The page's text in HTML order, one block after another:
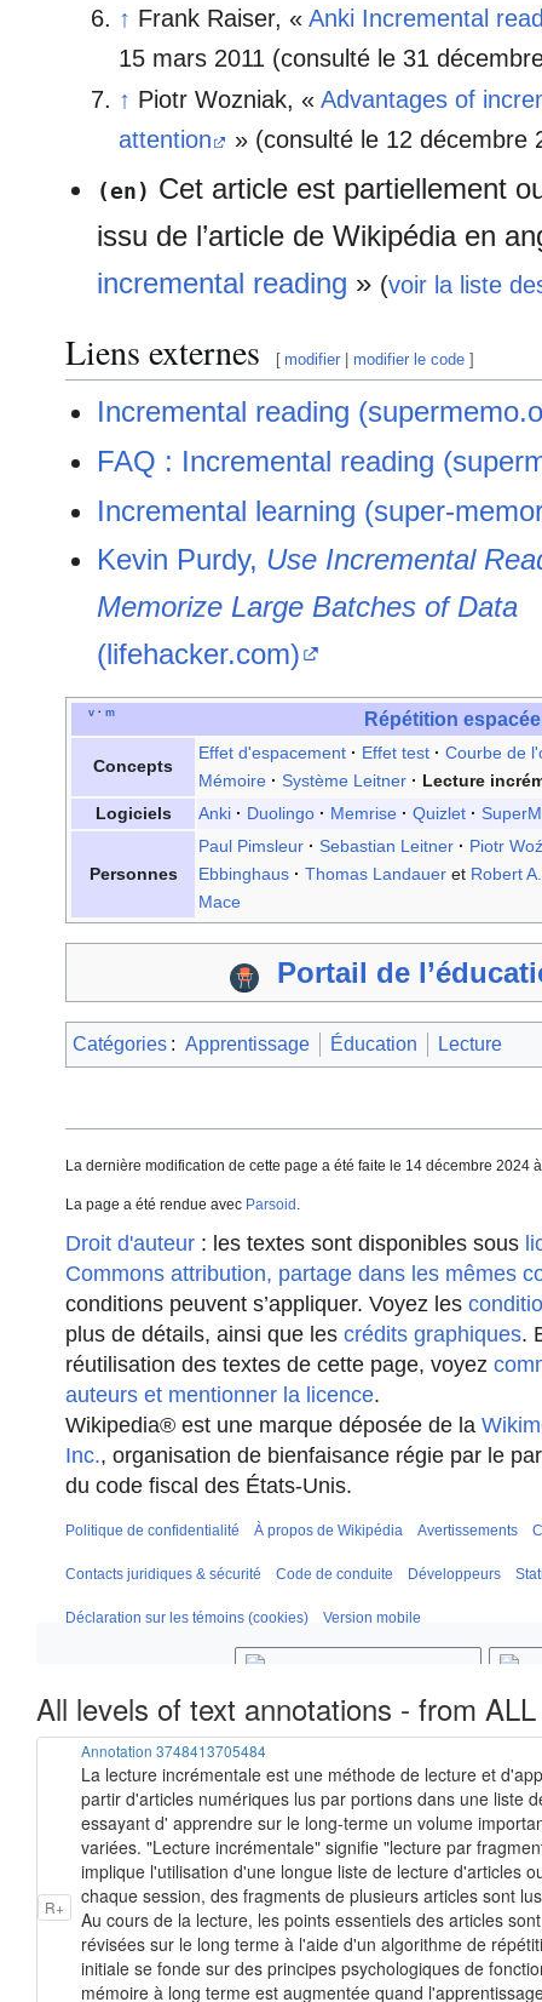
All levels of text annotations - from ALL
R+
Annotation 3748413705484
La lecture incrémentale est une méthode de lecture et
partir d'articles numériques lus par portions dans une liste
essayant d' apprendre sur le long-terme un volume
variées. "Lecture incrémentale" signifie "lecture par
implique l'utilisation d'une longue liste de lecture d'articles
chaque session, des fragments de plusieurs articles sont
Au cours de la lecture, les points essentiels des articles
révisées sur le long terme à l'aide d'un algorithme de
initiale se fonde sur des principes psychologiques de
mémoire à long terme est augmentée quand